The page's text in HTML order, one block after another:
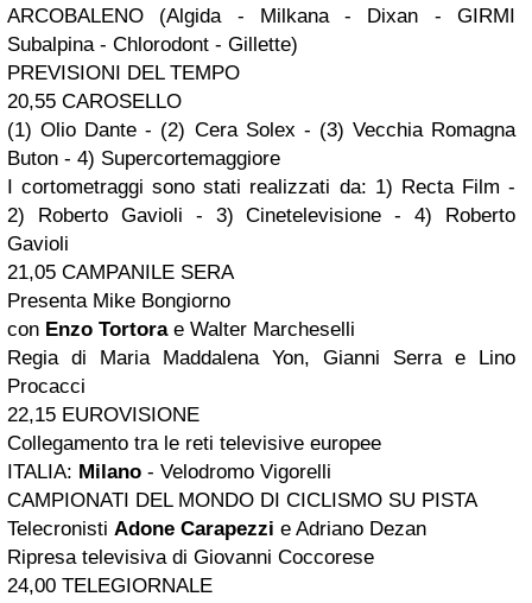
ARCOBALENO (Algida - Milkana - Dixan - GIRMI
Subalpina - Chlorodont - Gillette)
PREVISIONI DEL TEMPO
20,55 CAROSELLO
(1) Olio Dante - (2) Cera Solex - (3) Vecchia Romagna
Buton - 4) Supercortemaggiore
I cortometraggi sono stati realizzati da: 1) Recta Film -
2) Roberto Gavioli - 3) Cinetelevisione - 4) Roberto
Gavioli
21,05 CAMPANILE SERA
Presenta Mike Bongiorno
con Enzo Tortorae Walter Marcheselli
Regia di Maria Maddalena Yon, Gianni Serra e Lino
Procacci
22,15 EUROVISIONE
Collegamento tra le reti televisive europee
ITALIA: Milano - Velodromo Vigorelli
CAMPIONATI DEL MONDO DI CICLISMO SU PISTA
Telecronisti Adone Carapezzi e Adriano Dezan
Ripresa televisiva di Giovanni Coccorese
24,00 TELEGIORNALE